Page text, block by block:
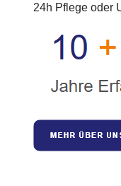
24h Pflege oder